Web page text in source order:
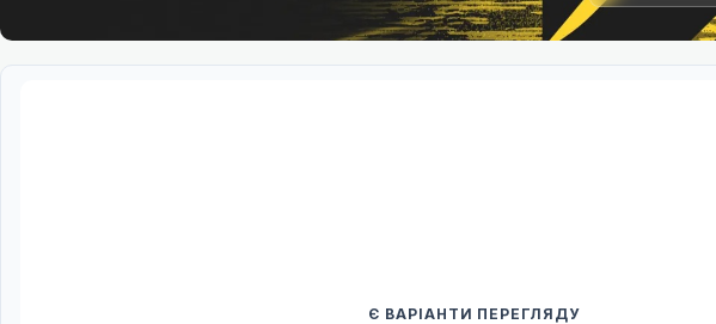
Є ВАРІАНТИ ПЕРЕГЛЯДУ